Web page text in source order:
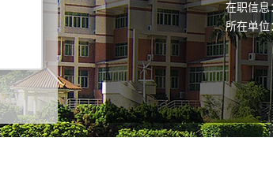
在职信息
所在单位